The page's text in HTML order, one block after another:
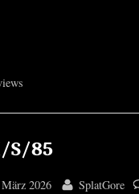
S/85
2026 By
SplatGore